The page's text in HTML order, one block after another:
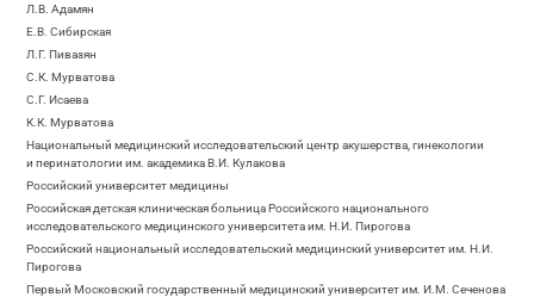
Л.В. Адамян
Е.В. Сибирская
Л.Г. Пивазян
C.К. Мурватова
С.Г. Исаева
К.К. Мурватова
Национальный медицинский исследовательский центр акушерства, гинекологии
и перинатологии им. академика В.И. Кулакова
Российский университет медицины
Российская детская клиническая больница Российского национального
исследовательского медицинского университета им. Н.И. Пирогова
Российский национальный исследовательский медицинский университет им. Н.И.
Пирогова
Первый Московский государственный медицинский университет им. И.М. Сеченова